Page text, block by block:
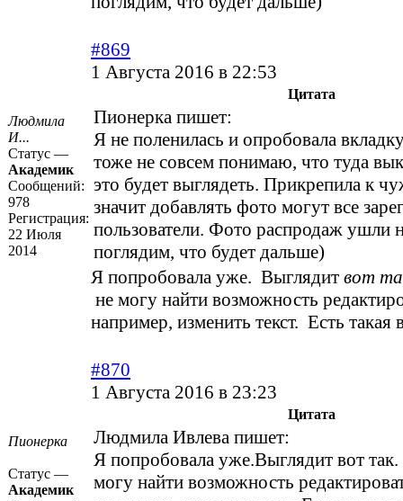
Людмила
И...
Статус —
Академик
Сообщений:
978
Регистрация:
22 Июля
2014
#869
1 Августа 2016 в 22:53
Цитата
Пионерка пишет:
Я не поленилась и опробовала
тоже не совсем понимаю, что туда
это будет выглядеть. Прикрепила к
значит добавлять фото могут все
пользователи. Фото распродаж ушли
поглядим, что будет дальше)
Я попробовала уже. Выглядит вот
не могу найти возможность
например, изменить текст. Есть такая
Пионерка
Статус —
Академик
#870
1 Августа 2016 в 23:23
Цитата
Людмила Ивлева пишет:
Я попробовала уже.Выглядит вот так.
могу найти возможность